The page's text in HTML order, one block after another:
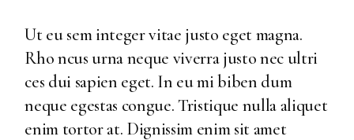
Ut eu sem integer vitae justo eget magna.
Rho ncus urna neque viverra justo nec ultri
ces dui sapien eget. In eu mi biben dum
neque egestas congue. Tristique nulla aliquet
enim tortor at. Dignissim enim sit amet